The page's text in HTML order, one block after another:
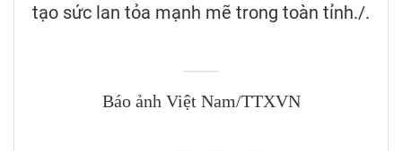
tạo sức lan tỏa mạnh mẽ trong toàn tỉnh./.
Báo ảnh Việt Nam/TTXVN